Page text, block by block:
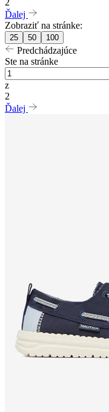
Ďalej
Zobraziť na stránke:
25 50 100
Predchádzajúce
Ste na stránke
z
2
Ďalej